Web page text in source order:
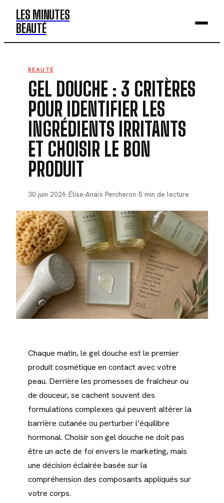
LES MINUTES
BEAUTÉ
MODE
SANTÉ
BIEN-ÊTRE
DÉV. PERSO
BEAUTÉ
GEL DOUCHE : 3 CRITÈRES
POUR IDENTIFIER LES
INGRÉDIENTS IRRITANTS
ET CHOISIR LE BON
PRODUIT
30 juin 2026·Élise-Anaïs Percheron·5 min de lecture
Chaque matin, le gel douche est le premier
produit cosmétique en contact avec votre
peau. Derrière les promesses de fraîcheur ou
de douceur, se cachent souvent des
formulations complexes qui peuvent altérer la
barrière cutanée ou perturber l’équilibre
hormonal. Choisir son gel douche ne doit pas
être un acte de foi envers le marketing, mais
une décision éclairée basée sur la
compréhension des composants appliqués sur
votre corps.